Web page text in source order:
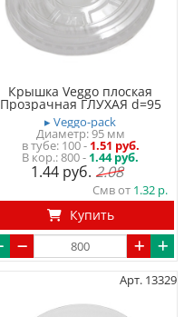
Крышка Veggo плоская
Прозрачная ГЛУХАЯ d=95
▸ Veggo-pack
Диаметр: 95 мм
в тубе 100- 1.51 руб.
800 - 1.44 руб.
1.44 2.08
Смв от 1.32
Купить
Арт. 13329